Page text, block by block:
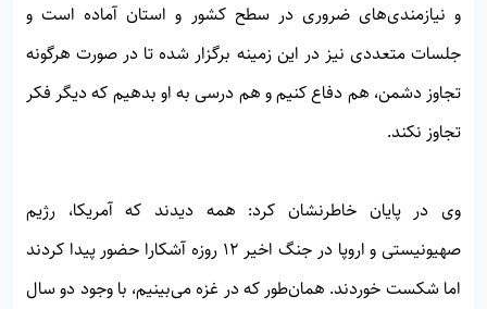
و نیازمندی‌های ضروری در سطح کشور و استان آماده است و
جلسات متعددی نیز در این زمینه برگزار شده تا در صورت هرگونه
تجاوز دشمن، هم دفاع کنیم و هم درسی به او بدهیم که دیگر فکر
تجاوز نکند.
وی در پایان خاطرنشان کرد: همه دیدند که آمریکا، رژیم
صهیونیستی و اروپا در جنگ اخیر ۱۲ روزه آشکارا حضور پیدا کردند
اما شکست خوردند. همان‌طور که در غزه می‌بینیم، با وجود دو سال